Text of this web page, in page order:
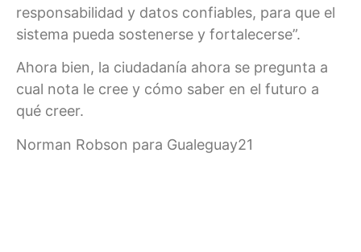
responsabilidad y datos confiables, para que el
sistema pueda sostenerse y fortalecerse”.
Ahora bien, la ciudadanía ahora se pregunta a
cual nota le cree y cómo saber en el futuro a
qué creer.
Norman Robson para Gualeguay21